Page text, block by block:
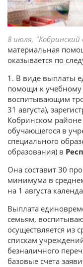
8 июля, "Кобринский
материальная
оказывается по
1. В виде выплаты
помощи к учебному
воспитывающим
31 августа),
Кобринском районе
обучающегося в
специального
образования) в
Она составит 30
минимума в
на 1 августа
Выплата
семьям,
осуществляется из
спискам
безналичного
базовые счета